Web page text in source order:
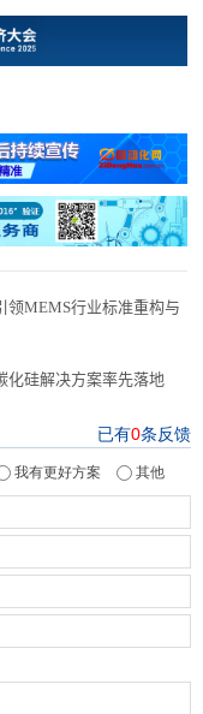
领MEMS行业标准重构与
化硅解决方案率先落地